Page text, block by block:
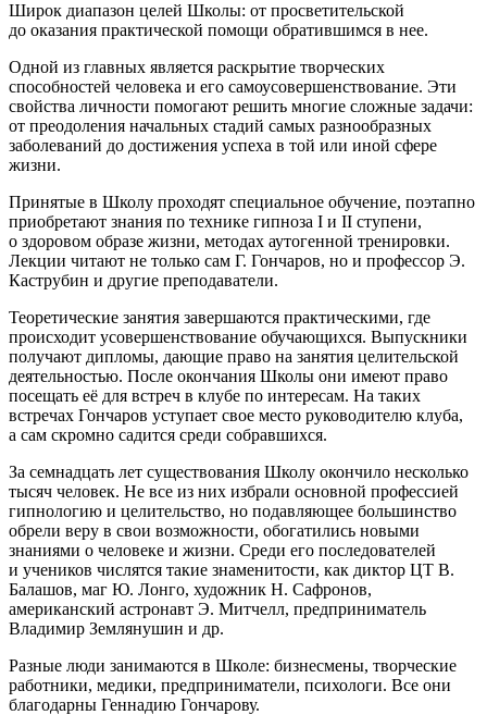
Широк диапазон целей Школы: от просветительской
до оказания практической помощи обратившимся в нее.
Одной из главных является раскрытие творческих
способностей человека и его самоусовершенствование. Эти
свойства личности помогают решить многие сложные задачи:
от преодоления начальных стадий самых разнообразных
заболеваний до достижения успеха в той или иной сфере
жизни.
Принятые в Школу проходят специальное обучение, поэтапно
приобретают знания по технике гипноза I и II ступени,
о здоровом образе жизни, методах аутогенной тренировки.
Лекции читают не только сам Г. Гончаров, но и профессор Э.
Каструбин и другие преподаватели.
Теоретические занятия завершаются практическими, где
происходит усовершенствование обучающихся. Выпускники
получают дипломы, дающие право на занятия целительской
деятельностью. После окончания Школы они имеют право
посещать её для встреч в клубе по интересам. На таких
встречах Гончаров уступает свое место руководителю клуба,
а сам скромно садится среди собравшихся.
За семнадцать лет существования Школу окончило несколько
тысяч человек. Не все из них избрали основной профессией
гипнологию и целительство, но подавляющее большинство
обрели веру в свои возможности, обогатились новыми
знаниями о человеке и жизни. Среди его последователей
и учеников числятся такие знаменитости, как диктор ЦТ В.
Балашов, маг Ю. Лонго, художник Н. Сафронов,
американский астронавт Э. Митчелл, предприниматель
Владимир Землянушин и др.
Разные люди занимаются в Школе: бизнесмены, творческие
работники, медики, предприниматели, психологи. Все они
благодарны Геннадию Гончарову.